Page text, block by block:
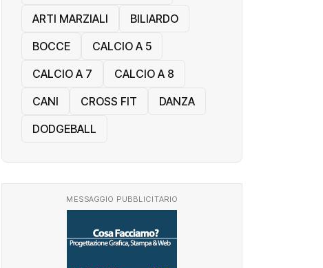
ARTI MARZIALI
BILIARDO
BOCCE
CALCIO A 5
CALCIO A 7
CALCIO A 8
CANI
CROSS FIT
DANZA
DODGEBALL
MESSAGGIO PUBBLICITARIO